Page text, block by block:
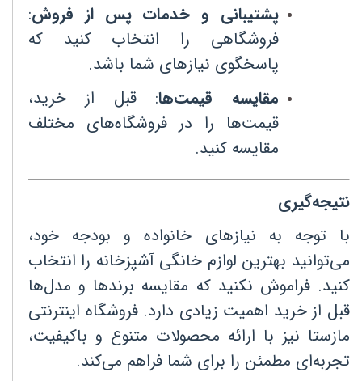
پشتیبانی و خدمات پس از فروش:
فروشگاهی را انتخاب کنید که
پاسخگوی نیازهای شما باشد.
مقایسه قیمت‌ها: قبل از خرید،
قیمت‌ها را در فروشگاه‌های مختلف
مقایسه کنید.
نتیجه‌گیری
با توجه به نیازهای خانواده و بودجه خود،
می‌توانید بهترین لوازم خانگی آشپزخانه را انتخاب
کنید. فراموش نکنید که مقایسه برندها و مدل‌ها
قبل از خرید اهمیت زیادی دارد. فروشگاه اینترنتی
مازستا نیز با ارائه محصولات متنوع و باکیفیت،
تجربه‌ای مطمئن را برای شما فراهم می‌کند.